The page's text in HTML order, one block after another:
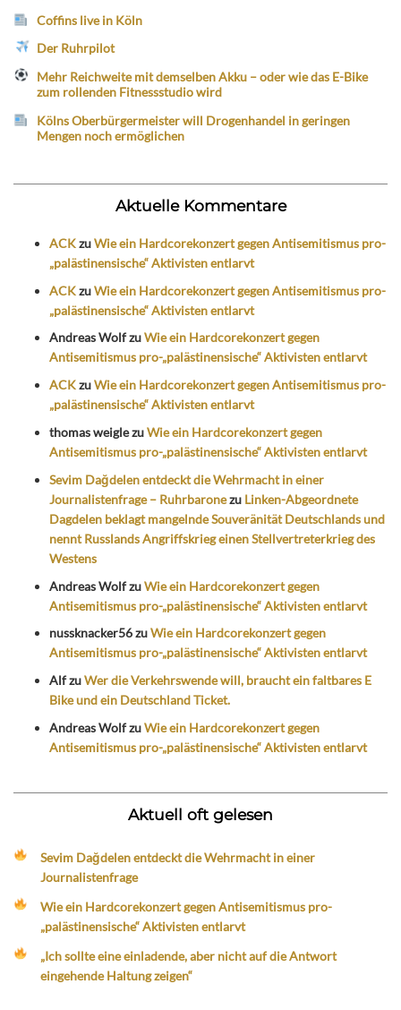
Coffins live in Köln
Der Ruhrpilot
Mehr Reichweite mit demselben Akku – oder wie das E-Bike
zum rollenden Fitnessstudio wird
Kölns Oberbürgermeister will Drogenhandel in geringen
Mengen noch ermöglichen
Aktuelle Kommentare
ACKzuWie ein Hardcorekonzert gegen Antisemitismus pro-
„palästinensische“ Aktivisten entlarvt
ACKzuWie ein Hardcorekonzert gegen Antisemitismus pro-
„palästinensische“ Aktivisten entlarvt
Andreas WolfzuWie ein Hardcorekonzert gegen
Antisemitismus pro-„palästinensische“ Aktivisten entlarvt
ACKzuWie ein Hardcorekonzert gegen Antisemitismus pro-
„palästinensische“ Aktivisten entlarvt
thomas weiglezuWie ein Hardcorekonzert gegen
Antisemitismus pro-„palästinensische“ Aktivisten entlarvt
Sevim Dağdelen entdeckt die Wehrmacht in einer
Journalistenfrage – Ruhrbaronezu Linken-Abgeordnete
Dagdelen beklagt mangelnde Souveränität Deutschlands und
nennt Russlands Angriffskrieg einen Stellvertreterkrieg des
Westens
Andreas WolfzuWie ein Hardcorekonzert gegen
Antisemitismus pro-„palästinensische“ Aktivisten entlarvt
nussknacker56zuWie ein Hardcorekonzert gegen
Antisemitismus pro-„palästinensische“ Aktivisten entlarvt
AlfzuWer die Verkehrswende will, braucht ein faltbares E
Bike und ein Deutschland Ticket.
Andreas WolfzuWie ein Hardcorekonzert gegen
Antisemitismus pro-„palästinensische“ Aktivisten entlarvt
Aktuell oft gelesen
Sevim Dağdelen entdeckt die Wehrmacht in einer
Journalistenfrage
Wie ein Hardcorekonzert gegen Antisemitismus pro-
„palästinensische“ Aktivisten entlarvt
„Ich sollte eine einladende, aber nicht auf die Antwort
eingehende Haltung zeigen“